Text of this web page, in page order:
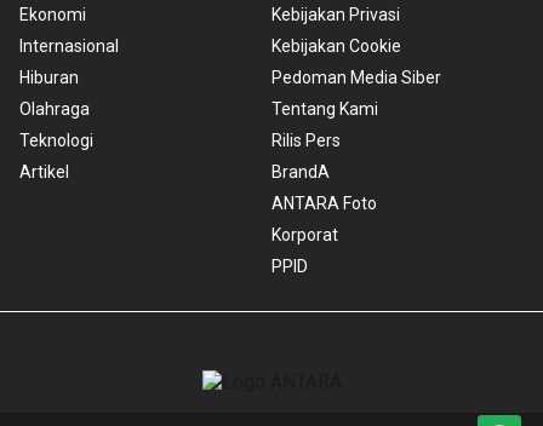
Ekonomi
Internasional
Hiburan
Olahraga
Teknologi
Artikel
Kebijakan Privasi
Kebijakan Cookie
Pedoman Media Siber
Tentang Kami
Rilis Pers
BrandA
ANTARA Foto
Korporat
PPID